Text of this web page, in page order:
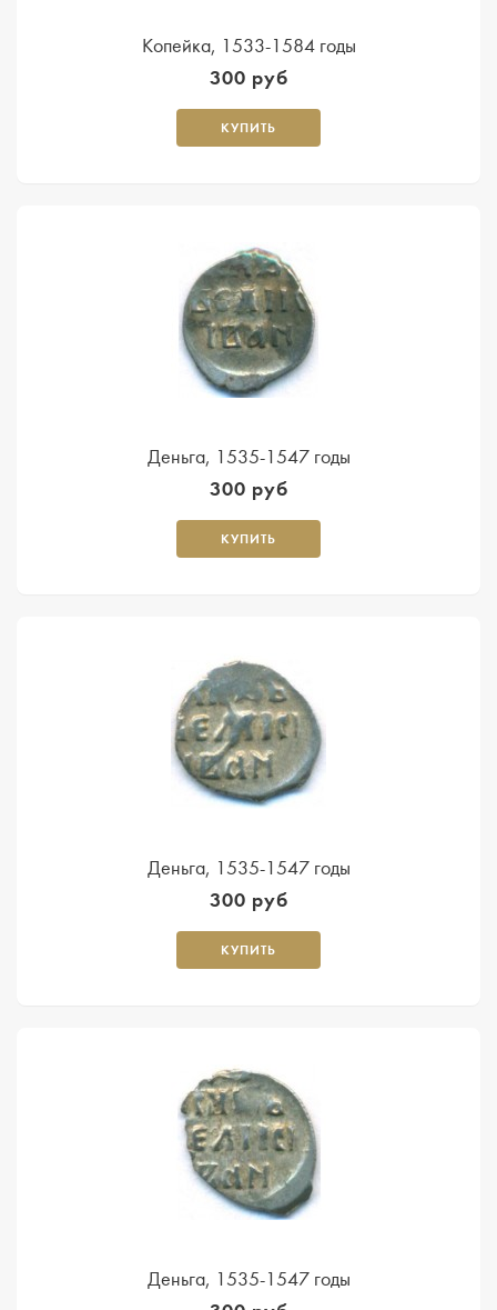
Копейка, 1533-1584 годы
300 руб
КУПИТЬ
Деньга, 1535-1547 годы
300 руб
КУПИТЬ
Деньга, 1535-1547 годы
300 руб
КУПИТЬ
Деньга, 1535-1547 годы